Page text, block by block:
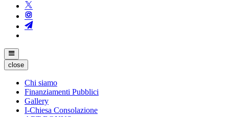
close
Chi siamo
Finanziamenti Pubblici
Gallery
I-Chiesa Consolazione